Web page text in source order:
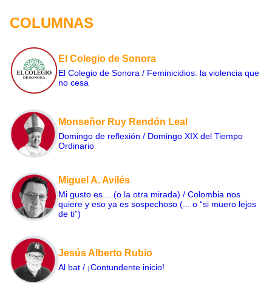
COLUMNAS
El Colegio de Sonora
El Colegio de Sonora / Feminicidios: la violencia que
no cesa
Monseñor Ruy Rendón Leal
Domingo de reflexión / Domingo XIX del Tiempo
Ordinario
Miguel A. Avilés
Mi gusto es… (o la otra mirada) / Colombia nos
quiere y eso ya es sospechoso (... o “si muero lejos
de ti”)
Jesús Alberto Rubio
Al bat / ¡Contundente inicio!